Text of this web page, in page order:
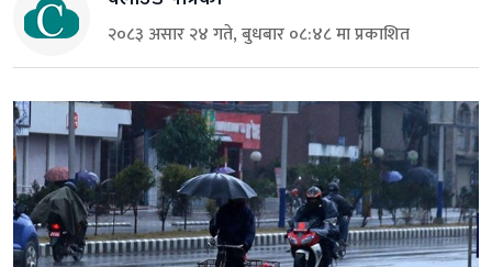
२०८३ असार २४ गते, बुधबार ०८:४८ मा प्रकाशित